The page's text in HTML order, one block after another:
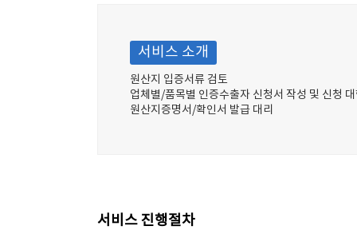
서비스 소개
원산지 입증서류 검토
업체별/품목별 인증수출자 신청서 작성 및 신청
원산지증명서/확인서 발급 대리
서비스 진행절차